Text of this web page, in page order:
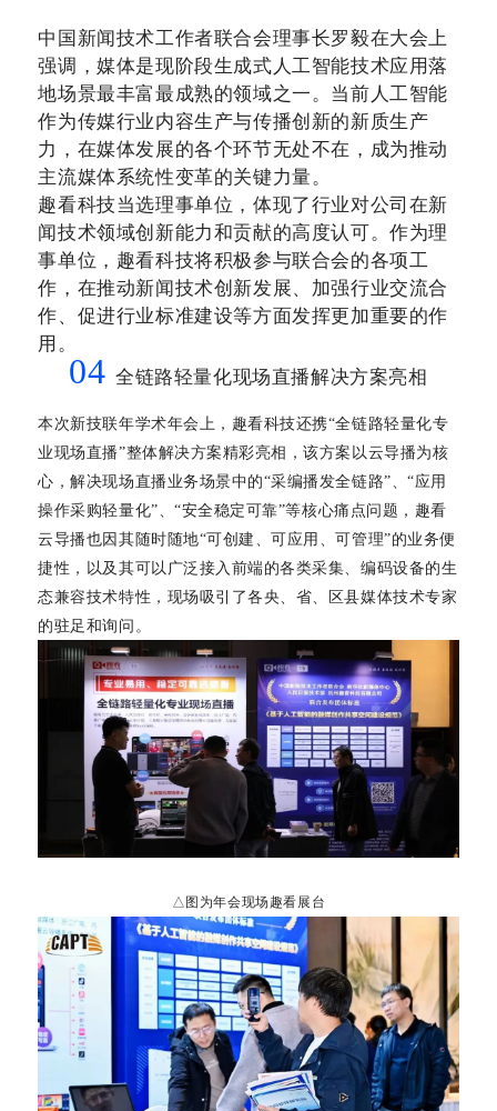
中国新闻技术工作者联合会理事长罗毅在大会上
强调，媒体是现阶段生成式人工智能技术应用落
地场景最丰富最成熟的领域之一。当前人工智能
作为传媒行业内容生产与传播创新的新质生产
力，在媒体发展的各个环节无处不在，成为推动
主流媒体系统性变革的关键力量。
趣看科技当选理事单位，体现了行业对公司在新
闻技术领域创新能力和贡献的高度认可。作为理
事单位，趣看科技将积极参与联合会的各项工
作，在推动新闻技术创新发展、加强行业交流合
作、促进行业标准建设等方面发挥更加重要的作
用。
04 全链路轻量化现场直播解决方案亮相
本次新技联年学术年会上，趣看科技还携“全链路轻量化专
业现场直播”整体解决方案精彩亮相，该方案以云导播为核
心，解决现场直播业务场景中的“采编播发全链路” 、“应用
操作采购轻量化” 、“安全稳定可靠”等核心痛点问题，趣看
云导播也因其随时随地“可创建、可应用、可管理”的业务便
捷性，以及其可以广泛接入前端的各类采集、编码设备的生
态兼容技术特性，现场吸引了各央、省、区县媒体技术专家
的驻足和询问。
△图为年会现场趣看展台